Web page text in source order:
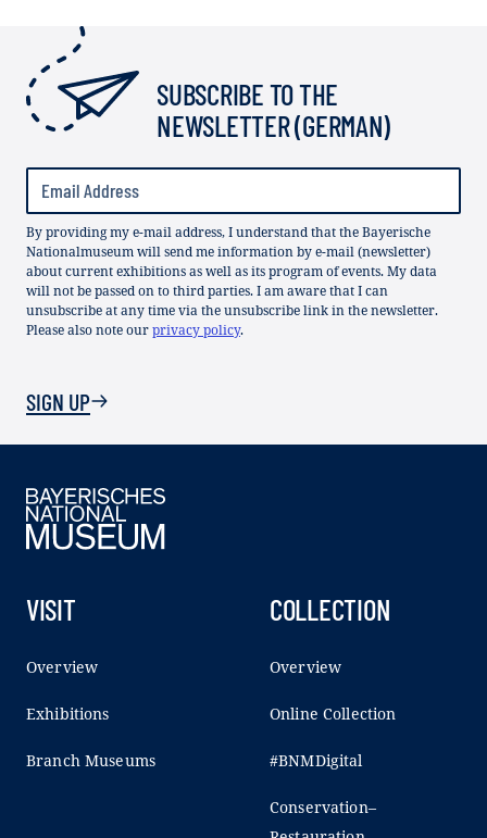
SUBSCRIBE TO THE
NEWSLETTER (GERMAN)
By providing my e-mail address, I understand that the Bayerische
Nationalmuseum will send me information by e-mail (newsletter)
about current exhibitions as well as its program of events. My data
will not be passed on to third parties. I am aware that I can
unsubscribe at any time via the unsubscribe link in the newsletter.
Please also note ourprivacy policy.
SIGN UP
VISIT
Overview
Exhibitions
Branch Museums
COLLECTION
Overview
Online Collection
#BNMDigital
Conservation–